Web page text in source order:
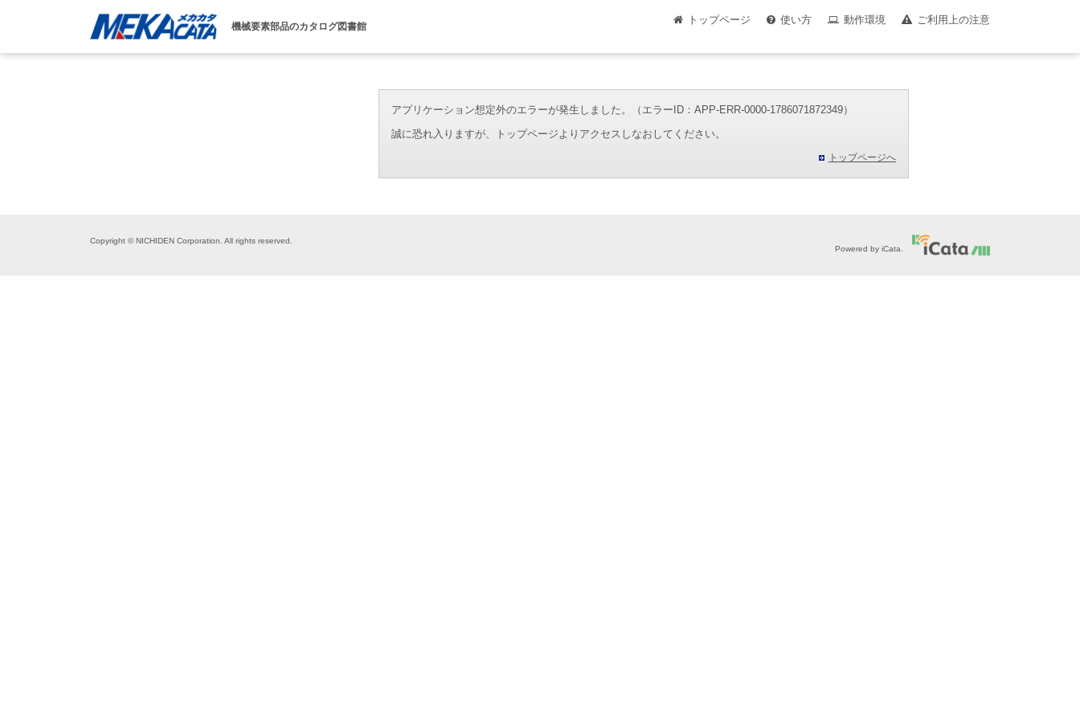
機械要素部品のカタログ図書館
トップページ 使い方 動作環境 ご利用上の注意
アプリケーション想定外のエラーが発生しました。（エラーID：APP-ERR-0000-1786071872349）
誠に恐れ入りますが、トップページよりアクセスしなおしてください。
トップページへ
Copyright © NICHIDEN Corporation. All rights reserved.
Powered by iCata.